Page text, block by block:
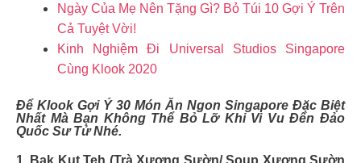
Ngày Của Mẹ Nên Tặng Gì? Bỏ Túi 10 Gợi Ý Trên
Cả Tuyệt Vời!
Kinh Nghiệm Đi Universal Studios Singapore
Cùng Klook 2020
Để Klook Gợi Ý 30 Món Ăn Ngon Singapore Đặc Biệt
Nhất Mà Bạn Không Thể Bỏ Lỡ Khi Vi Vu Đến Đảo
Quốc Sư Tử Nhé.
1. Bak Kut Teh (Trà Xương Sườn/ Soup Xương Sườn